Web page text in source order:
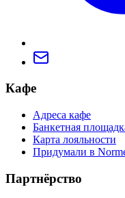
Кафе
Адреса кафе
Банкетная
Карта лояльности
Придумали в
Партнёрство